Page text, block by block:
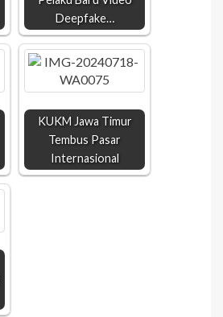
Deepfake…
KUKM Jawa Timur
Tembus Pasar
Internasional